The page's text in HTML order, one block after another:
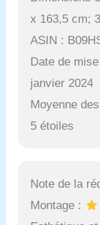
x 163,5 cm;
ASIN :
Date de
janvier 2024
Moyenne
5 étoiles
Note de la
Montage :